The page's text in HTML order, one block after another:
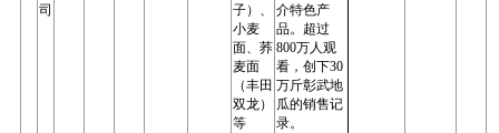
司
子）、
小麦
面、荞
麦面
（丰田
双龙）
等
介特色产
品。超过
800万人观
看，创下30
万斤彰武地
瓜的销售记
录。